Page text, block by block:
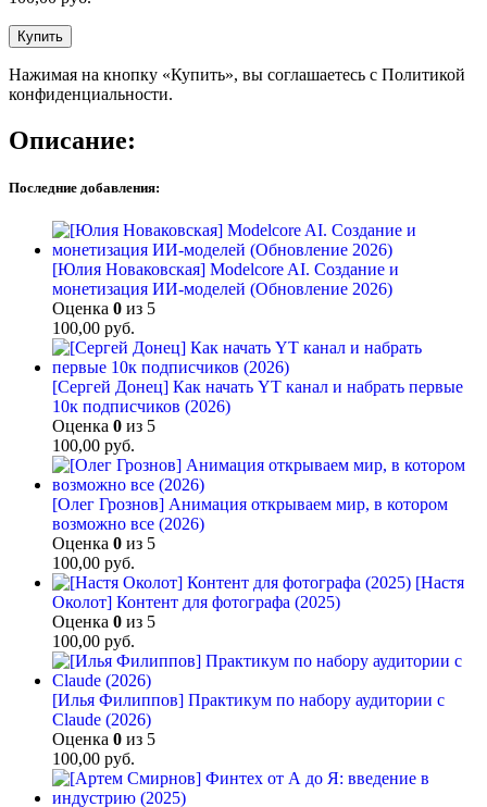
Купить
Нажимая на кнопку «Купить», вы соглашаетесь с Политикой
конфиденциальности.
Описание:
Последние добавления:
[Юлия Новаковская] Modelcore AI. Создание и
монетизация ИИ-моделей (Обновление 2026)
Оценка 0 из 5
100,00 руб.
[Сергей Донец] Как начать YT канал и набрать первые
10к подписчиков (2026)
Оценка 0 из 5
100,00 руб.
[Олег Грознов] Анимация открываем мир, в котором
возможно все (2026)
Оценка 0 из 5
100,00 руб.
[Настя
Околот] Контент для фотографа (2025)
Оценка 0 из 5
100,00 руб.
[Илья Филиппов] Практикум по набору аудитории с
Claude (2026)
Оценка 0 из 5
100,00 руб.